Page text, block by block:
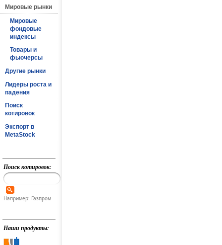
Мировые рынки
Мировые
фондовые
индексы
Товары и
фьючерсы
Другие рынки
Лидеры роста и
падения
Поиск
котировок
Экспорт в
MetaStock
Поиск котировок:
Например: Газпром
Наши продукты: